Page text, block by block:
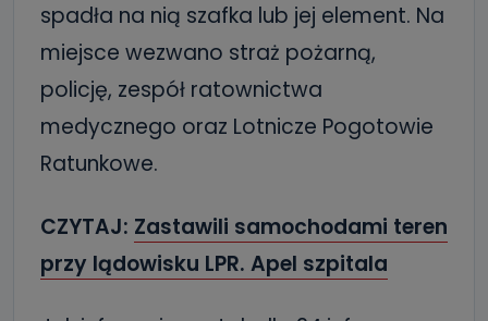
spadła na nią szafka lub jej element. Na
miejsce wezwano straż pożarną,
policję, zespół ratownictwa
medycznego oraz Lotnicze Pogotowie
Ratunkowe.
CZYTAJ: Zastawili samochodami teren
przy lądowisku LPR. Apel szpitala